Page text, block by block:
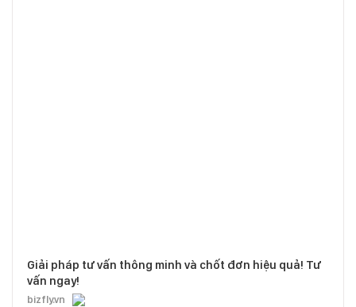
Giải pháp tư vấn thông minh và chốt đơn hiệu quả! Tư
vấn ngay!
bizfly.vn